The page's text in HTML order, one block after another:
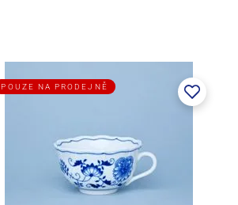
POUZE NA PRODEJNĚ